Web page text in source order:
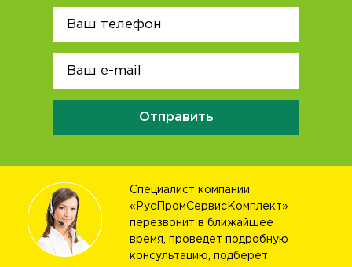
Отправить
Специалист компании
«РусПромСервисКомплект»
перезвонит в ближайшее
время, проведет подробную
консультацию, подберет